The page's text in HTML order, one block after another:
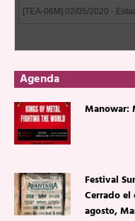
Agenda
Manowar:
Festival
Cerrado el
agosto,